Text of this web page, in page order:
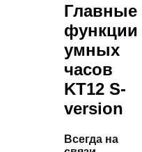
Главные
функции
умных
часов
KT12 S-
version
Всегда на